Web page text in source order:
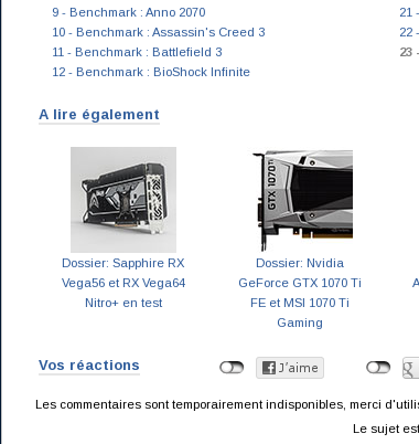
9 - Benchmark : Anno 2070
10 - Benchmark : Assassin's Creed 3
11 - Benchmark : Battlefield 3
12 - Benchmark : BioShock Infinite
21
22
23
A lire également
Dossier: Sapphire RX
Vega56 et RX Vega64
Nitro+ en test
Dossier: Nvidia
GeForce GTX 1070 Ti
FE et MSI 1070 Ti
Gaming
Vos réactions
Les commentaires sont temporairement indisponibles, merci
Le sujet